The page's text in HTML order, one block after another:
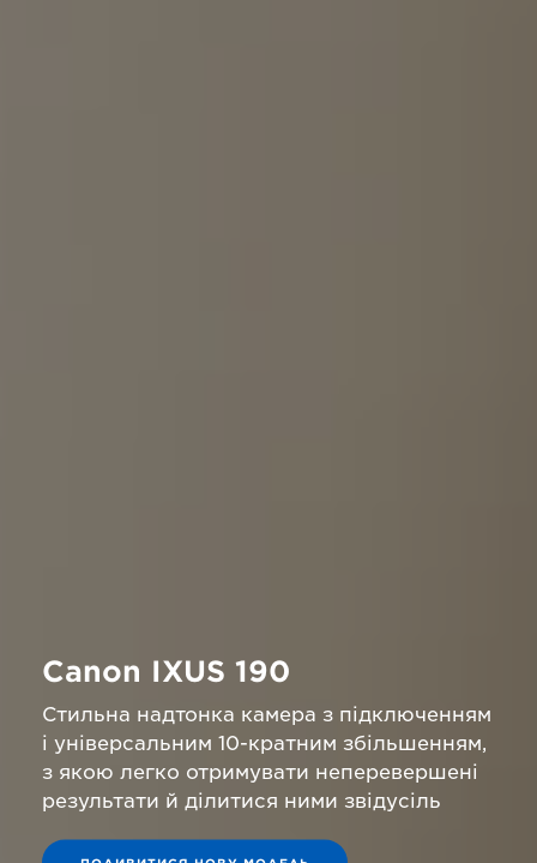
Canon IXUS 190
Стильна надтонка камера з підключенням
і універсальним 10-кратним збільшенням,
з якою легко отримувати неперевершені
результати й ділитися ними звідусіль